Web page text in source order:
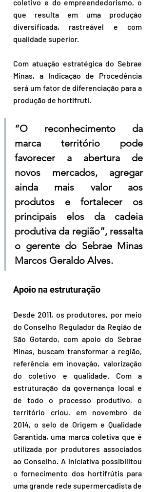
coletivo e do empreendedorismo, o
que resulta em uma produção
diversificada, rastreável e com
qualidade superior.
Com atuação estratégica do Sebrae
Minas, a Indicação de Procedência
será um fator de diferenciação para a
produção de hortifruti.
“O reconhecimento da
marca território pode
favorecer a abertura de
novos mercados, agregar
ainda mais valor aos
produtos e fortalecer os
principais elos da cadeia
produtiva da região”, ressalta
o gerente do Sebrae Minas
Marcos Geraldo Alves.
Apoio na estruturação
Desde 2011, os produtores, por meio
do Conselho Regulador da Região de
São Gotardo, com apoio do Sebrae
Minas, buscam transformar a região,
referência em inovação, valorização
do coletivo e qualidade. Com a
estruturação da governança local e
de todo o processo produtivo, o
território criou, em novembro de
2014, o selo de Origem e Qualidade
Garantida, uma marca coletiva que é
utilizada por produtores associados
ao Conselho. A iniciativa possibilitou
o fornecimento dos hortifrútis para
uma grande rede supermercadista de